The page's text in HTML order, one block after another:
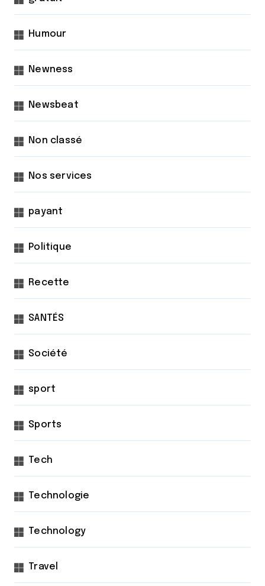
Humour
Newness
Newsbeat
Non classé
Nos services
payant
Politique
Recette
SANTÉS
Société
sport
Sports
Tech
Technologie
Technology
Travel